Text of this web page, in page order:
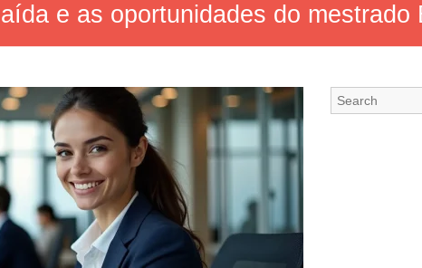
e as oportunidades do mestrado